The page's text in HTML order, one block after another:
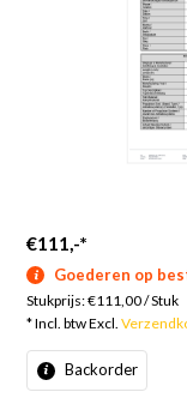
€111,-*
Goederen op
Stukprijs:€111,00/Stuk
* Incl. btw Excl.
Backorder